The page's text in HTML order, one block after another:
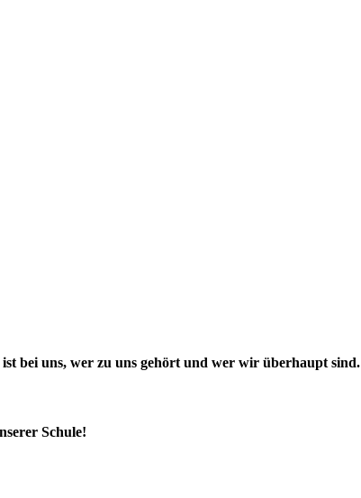
ist bei uns, wer zu uns gehört und wer wir überhaupt sind.
Schule!